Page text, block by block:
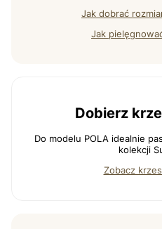
Jak dobrać
Jak
Dobierz
Do modelu POLA idealnie
kolekcji
Zobacz